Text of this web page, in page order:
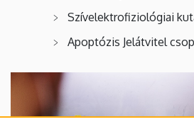
Szívelektrofiziológiai
Apoptózis Jelátvitel